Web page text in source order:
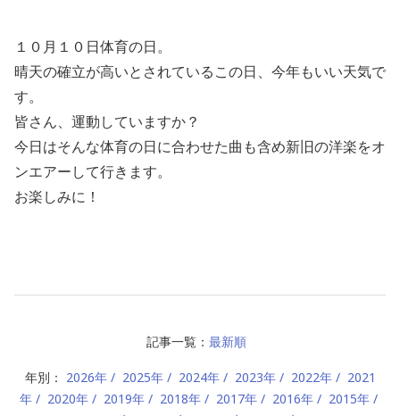
１０月１０日体育の日。
晴天の確立が高いとされているこの日、今年もいい天気で
す。
皆さん、運動していますか？
今日はそんな体育の日に合わせた曲も含め新旧の洋楽をオ
ンエアーして行きます。
お楽しみに！
記事一覧： 最新順
年別： 2026年 2025年 2024年 2023年 2022年
2021
年
2020年 2019年 2018年 2017年 2016年
2015年